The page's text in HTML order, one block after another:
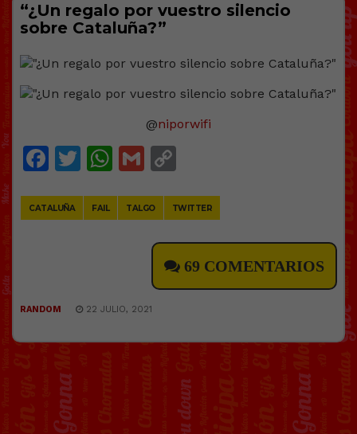
“¿Un regalo por vuestro silencio
sobre Cataluña?”
@niporwifi
Facebook
Twitter
WhatsApp
Gmail
CATALUÑA FAIL TALGO TWITTER
69 COMENTARIOS
RANDOM 22 JULIO, 2021